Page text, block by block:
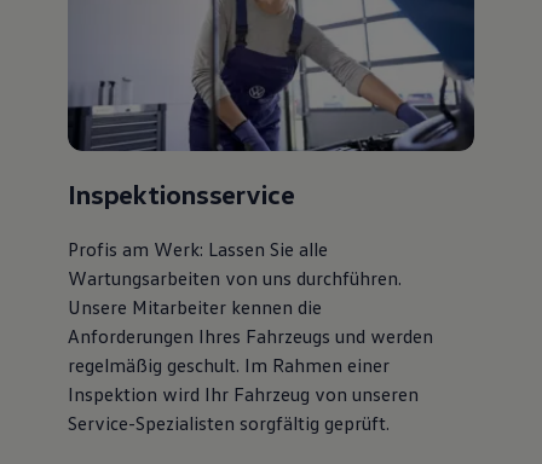
Inspektionsservice
Profis am Werk: Lassen Sie alle
Wartungsarbeiten von uns durchführen.
Unsere Mitarbeiter kennen die
Anforderungen Ihres Fahrzeugs und werden
regelmäßig geschult. Im Rahmen einer
Inspektion wird Ihr Fahrzeug von unseren
Service-Spezialisten sorgfältig geprüft.